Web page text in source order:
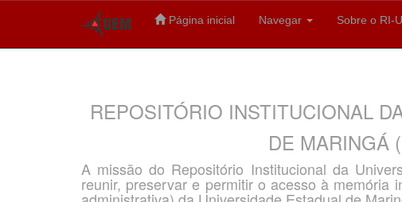
Página inicial Navegar Sobre o RI-
REPOSITÓRIO INSTITUCIONAL
DE MARINGÁ
A missão do Repositório Institucional da
reunir, preservar e permitir o acesso à memória